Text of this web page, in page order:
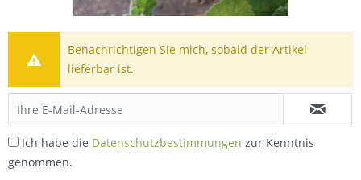
Benachrichtigen Sie mich, sobald der Artikel
lieferbar ist.
Ich habe die Datenschutzbestimmungen zur Kenntnis
genommen.